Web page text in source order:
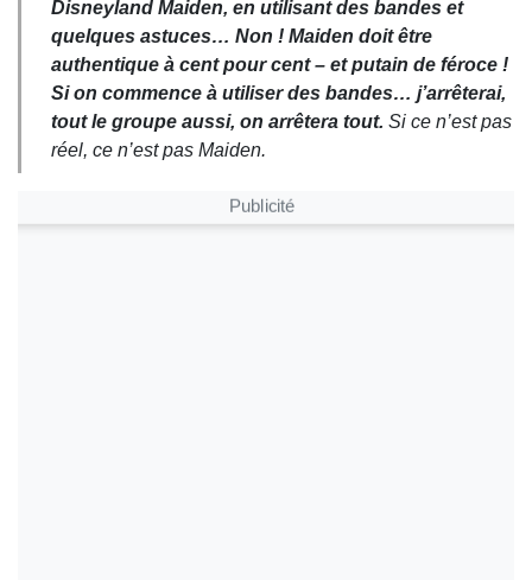
Disneyland Maiden, en utilisant des bandes et
quelques astuces… Non ! Maiden doit être
authentique à cent pour cent – et putain de féroce !
Si on commence à utiliser des bandes… j’arrêterai,
tout le groupe aussi, on arrêtera tout. Si ce n’est pas
réel, ce n’est pas Maiden.
Publicité